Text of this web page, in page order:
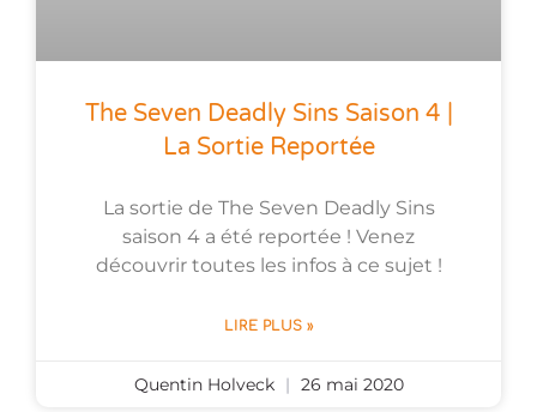
The Seven Deadly Sins Saison 4 |
La Sortie Reportée
La sortie de The Seven Deadly Sins
saison 4 a été reportée ! Venez
découvrir toutes les infos à ce sujet !
LIRE PLUS »
Quentin Holveck 26 mai 2020